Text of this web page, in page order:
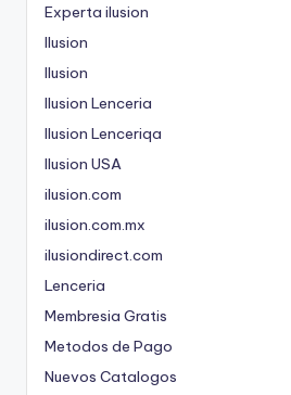
Experta ilusion
Ilusion
Ilusion
Ilusion Lenceria
Ilusion Lenceriqa
Ilusion USA
ilusion.com
ilusion.com.mx
ilusiondirect.com
Lenceria
Membresia Gratis
Metodos de Pago
Nuevos Catalogos